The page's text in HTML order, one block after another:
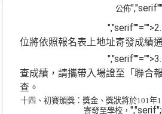
公佈
","serif""="">2.
位將依照報名表上地址寄發成績
","serif""="">3.
查成績，請攜帶入場證至「聯合
查。
十四、初賽頒獎：獎金、獎狀將於101 年
寄發至學校，